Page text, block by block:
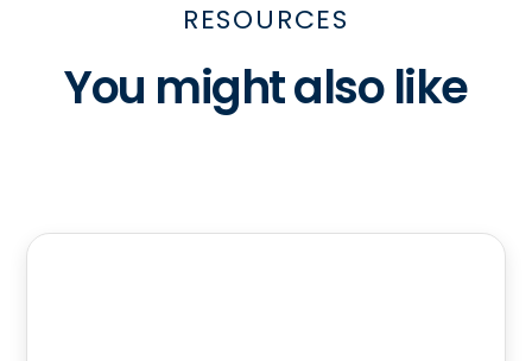
RESOURCES
You might also like